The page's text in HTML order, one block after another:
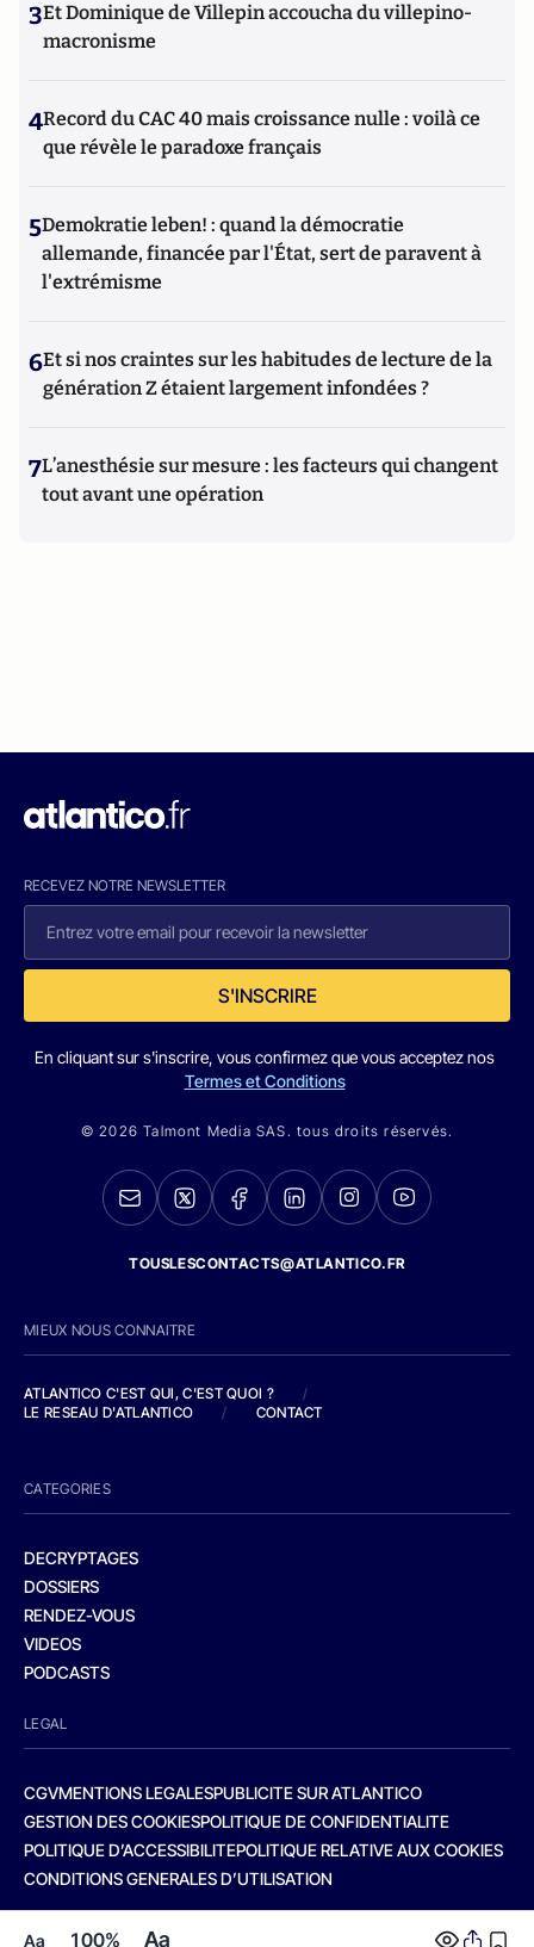
Aa 100% Aa
3Et Dominique de Villepin accoucha du villepino-
macronisme
4Record du CAC 40 mais croissance nulle : voilà ce
que révèle le paradoxe français
5Demokratie leben! : quand la démocratie
allemande, financée par l'État, sert de paravent à
l'extrémisme
6Et si nos craintes sur les habitudes de lecture de la
génération Z étaient largement infondées ?
7L’anesthésie sur mesure : les facteurs qui changent
tout avant une opération
RECEVEZ NOTRE NEWSLETTER
S'INSCRIRE
En cliquant sur s'inscrire, vous confirmez que vous acceptez nos
Termes et Conditions
© 2026 Talmont Media SAS. tous droits réservés.
TOUSLESCONTACTS@ATLANTICO.FR
MIEUX NOUS CONNAITRE
ATLANTICO C'EST QUI, C'EST QUOI ?
/
LE RESEAU D'ATLANTICO
/ CONTACT
CATEGORIES
DECRYPTAGES
DOSSIERS
RENDEZ-VOUS
VIDEOS
PODCASTS
LEGAL
CGVMENTIONS LEGALESPUBLICITE SUR ATLANTICO
GESTION DES COOKIESPOLITIQUE DE CONFIDENTIALITE
POLITIQUE D’ACCESSIBILITEPOLITIQUE RELATIVE AUX COOKIES
CONDITIONS GENERALES D’UTILISATION